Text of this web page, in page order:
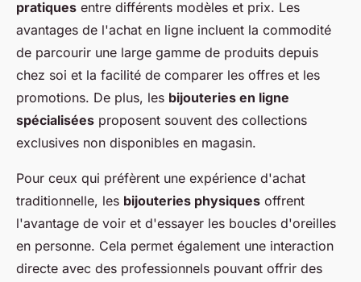
pratiques entre différents modèles et prix. Les
avantages de l'achat en ligne incluent la commodité
de parcourir une large gamme de produits depuis
chez soi et la facilité de comparer les offres et les
promotions. De plus, les bijouteries en ligne
spécialisées proposent souvent des collections
exclusives non disponibles en magasin.
Pour ceux qui préfèrent une expérience d'achat
traditionnelle, les bijouteries physiques offrent
l'avantage de voir et d'essayer les boucles d'oreilles
en personne. Cela permet également une interaction
directe avec des professionnels pouvant offrir des